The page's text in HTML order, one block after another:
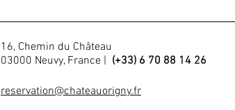
16, Chemin du Château
03000 Neuvy, France | (+33) 6 70 88 14 26
reservation@chateauorigny.fr